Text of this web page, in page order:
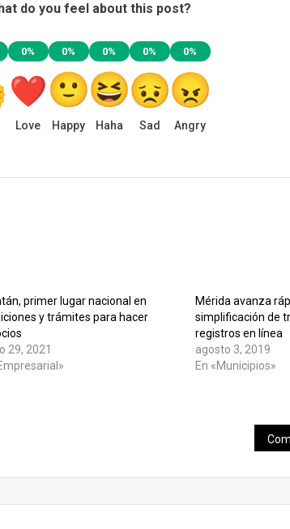
do you feel about this post?
0%
Love
0%
Happy
0%
Haha
0%
Sad
0%
Angry
primer lugar nacional en
y trámites para hacer
29, 2021
Mérida avanza
simplificación de
registros en línea
agosto 3, 2019
En «Municipios»